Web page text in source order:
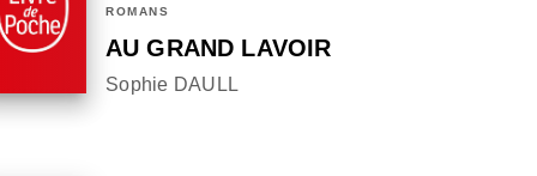
ROMANS
AU GRAND LAVOIR
Sophie DAULL